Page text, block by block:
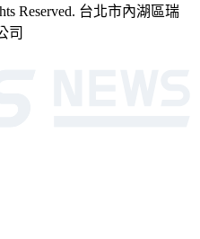
Reserved. 台北市內湖區瑞
司